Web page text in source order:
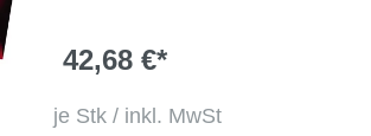
42,68 €*
je Stk / inkl. MwSt